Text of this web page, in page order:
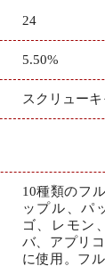
24
5.50%
スクリュー
10種類のフ
ップル、パ
ゴ、レモン
バ、アプリ
に使用。フ